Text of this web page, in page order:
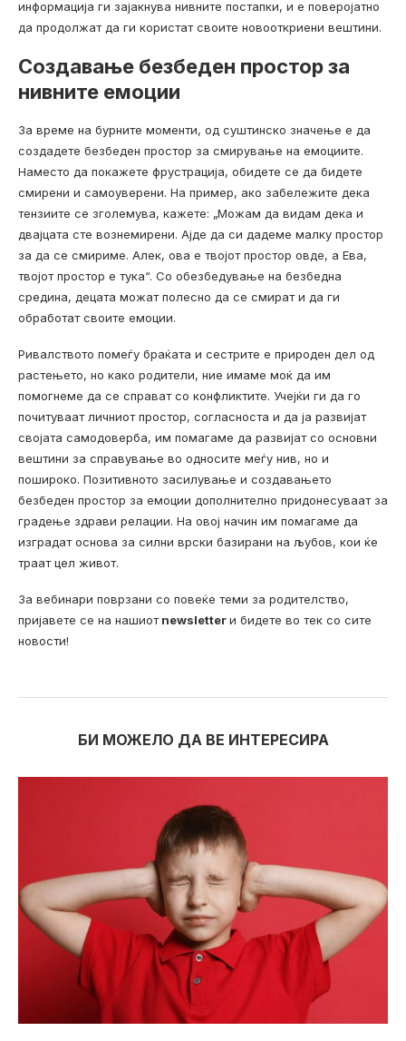
информација ги зајакнува нивните постапки, и е поверојатно
да продолжат да ги користат своите новооткриени вештини.
Создавање безбеден простор за
нивните емоции
За време на бурните моменти, од суштинско значење е да
создадете безбеден простор за смирување на емоциите.
Наместо да покажете фрустрација, обидете се да бидете
смирени и самоуверени. На пример, ако забележите дека
тензиите се зголемува, кажете: „Можам да видам дека и
двајцата сте вознемирени. Ајде да си дадеме малку простор
за да се смириме. Алек, ова е твојот простор овде, а Ева,
твојот простор е тука“. Со обезбедување на безбедна
средина, децата можат полесно да се смират и да ги
обработат своите емоции.
Ривалството помеѓу браќата и сестрите е природен дел од
растењето, но како родители, ние имаме моќ да им
помогнеме да се справат со конфликтите. Учејќи ги да го
почитуваат личниот простор, согласноста и да ја развијат
својата самодоверба, им помагаме да развијат со основни
вештини за справување во односите меѓу нив, но и
пошироко. Позитивното засилување и создавањето
безбеден простор за емоции дополнително придонесуваат за
градење здрави релации. На овој начин им помагаме да
изградат основа за силни врски базирани на љубов, кои ќе
траат цел живот.
За вебинари поврзани со повеќе теми за родителство,
пријавете се на нашиотnewsletterи бидете во тек со сите
новости!
БИ МОЖЕЛО ДА ВЕ ИНТЕРЕСИРА